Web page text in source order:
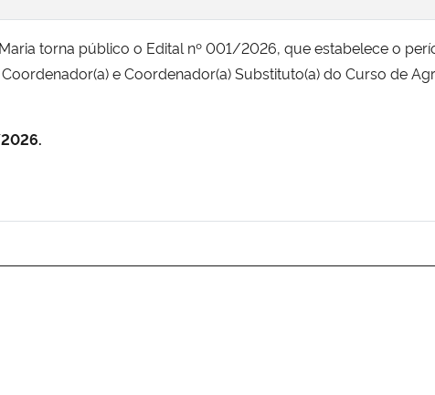
torna público o Edital nº 001/2026, que estabelece o
e Coordenador(a) Substituto(a) do Curso de